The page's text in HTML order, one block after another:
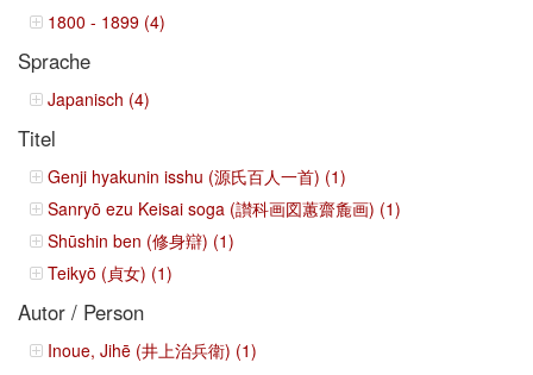
1800 - 1899 (4)
Sprache
Japanisch (4)
Titel
Genji hyakunin isshu (源氏百人一首) (1)
Sanryō ezu Keisai soga (讃科画図蕙齋麁画) (1)
Shūshin ben (修身辯) (1)
Teikyō (貞女) (1)
Autor / Person
Inoue, Jihē (井上治兵衛) (1)